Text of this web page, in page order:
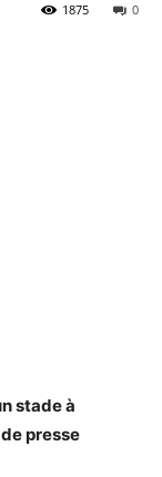
0
1875
stade à
presse